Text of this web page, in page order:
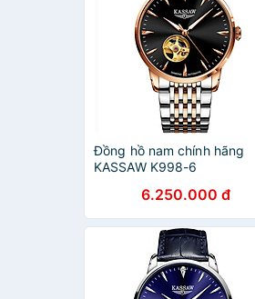
Đồng hồ nam chính hãng
KASSAW K998-6
6.250.000 đ